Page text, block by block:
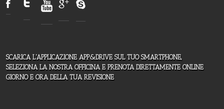
SCARICA L'APPLICAZIONE APP&DRIVE SUL TUO SMARTPHONE,
SELEZIONA LA NOSTRA OFFICINA E PRENOTA DIRETTAMENTE ONLINE
GIORNO E ORA DELLA TUA REVISIONE